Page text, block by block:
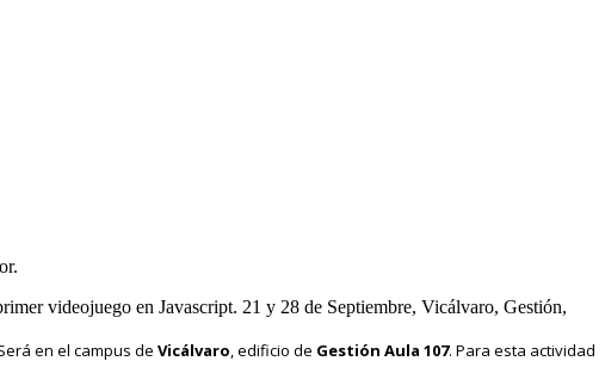
videojuego en Javascript. 21 y 28 de Septiembre, Vicálvaro, Gestión,
en el campus de Vicálvaro, edificio de Gestión Aula 107. Para esta actividad